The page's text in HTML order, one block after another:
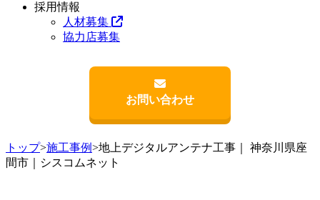
採用情報
人材募集
協力店募集
お問い合わせ
トップ>施工事例>地上デジタルアンテナ工事｜ 神奈川県座
間市｜シスコムネット